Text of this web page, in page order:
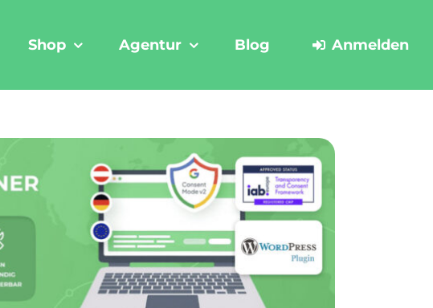
Shop Agentur Blog Anmelden